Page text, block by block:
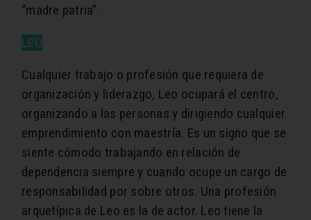
“madre patria”.
LEO
Cualquier trabajo o profesión que requiera de
organización y liderazgo, Leo ocupará el centro,
organizando a las personas y dirigiendo cualquier
emprendimiento con maestría. Es un signo que se
siente cómodo trabajando en relación de
dependencia siempre y cuando ocupe un cargo de
responsabilidad por sobre otros. Una profesión
arquetípica de Leo es la de actor. Leo tiene la